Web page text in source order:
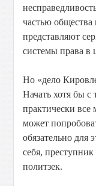
частью общества
представляют
системы права в
Но «дело
Начать хотя бы с
практически все
может
обязательно для
себя, преступник
политзек.